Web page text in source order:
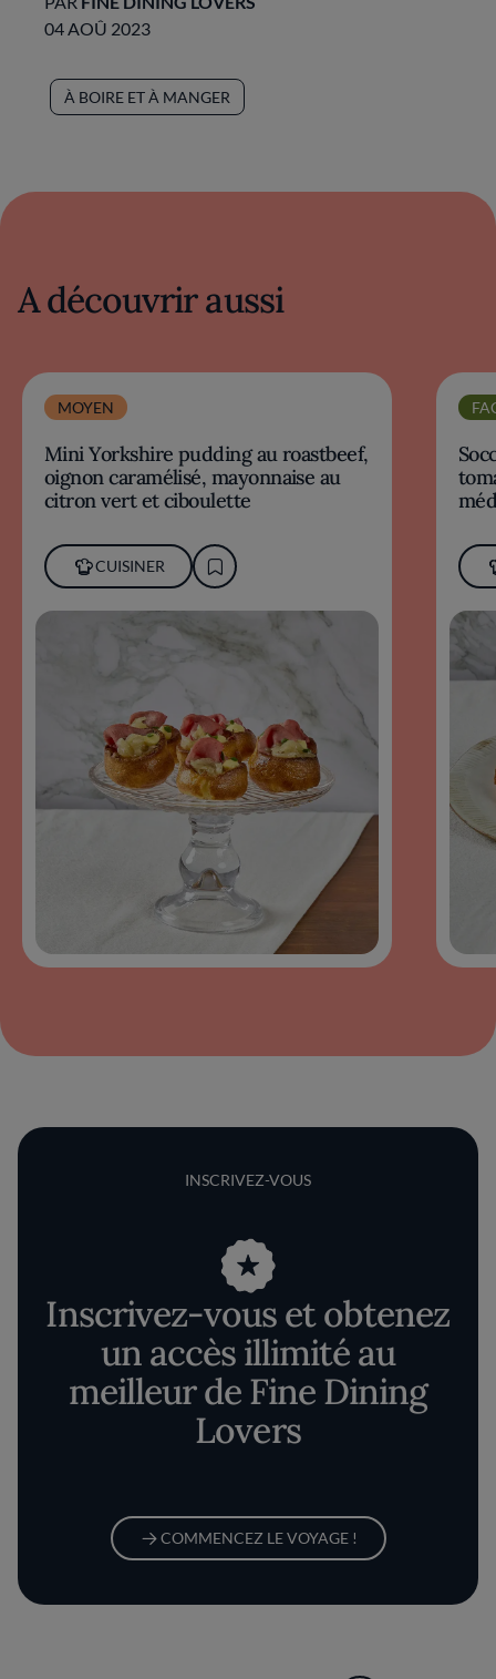
04 AOÛ 2023
À BOIRE ET À MANGER
A découvrir aussi
MOYEN
Mini Yorkshire pudding au roastbeef,
oignon caramélisé, mayonnaise au
citron vert et ciboulette
CUISINER
INSCRIVEZ-VOUS
Inscrivez-vous et obtenez
un accès illimité au
meilleur de Fine Dining
Lovers
COMMENCEZ LE VOYAGE !